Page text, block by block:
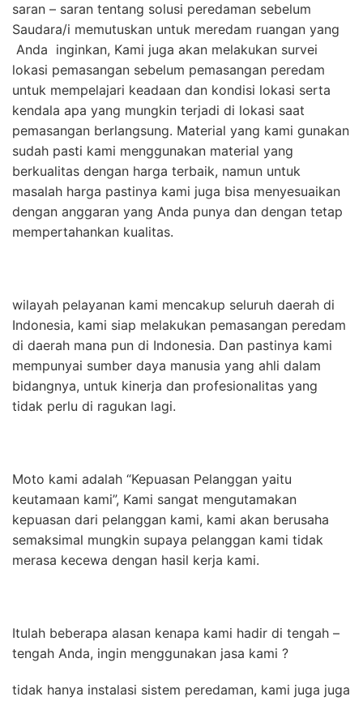
saran – saran tentang solusi peredaman sebelum
Saudara/i memutuskan untuk meredam ruangan yang
Anda inginkan, Kami juga akan melakukan survei
lokasi pemasangan sebelum pemasangan peredam
untuk mempelajari keadaan dan kondisi lokasi serta
kendala apa yang mungkin terjadi di lokasi saat
pemasangan berlangsung. Material yang kami gunakan
sudah pasti kami menggunakan material yang
berkualitas dengan harga terbaik, namun untuk
masalah harga pastinya kami juga bisa menyesuaikan
dengan anggaran yang Anda punya dan dengan tetap
mempertahankan kualitas.
wilayah pelayanan kami mencakup seluruh daerah di
Indonesia, kami siap melakukan pemasangan peredam
di daerah mana pun di Indonesia. Dan pastinya kami
mempunyai sumber daya manusia yang ahli dalam
bidangnya, untuk kinerja dan profesionalitas yang
tidak perlu di ragukan lagi.
Moto kami adalah “Kepuasan Pelanggan yaitu
keutamaan kami”, Kami sangat mengutamakan
kepuasan dari pelanggan kami, kami akan berusaha
semaksimal mungkin supaya pelanggan kami tidak
merasa kecewa dengan hasil kerja kami.
Itulah beberapa alasan kenapa kami hadir di tengah –
tengah Anda, ingin menggunakan jasa kami ?
tidak hanya instalasi sistem peredaman, kami juga juga